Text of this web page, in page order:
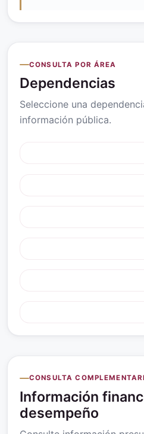
CONSULTA POR ÁREA
Dependencias
Seleccione una
información pública.
CONSULTA
Información
desempeño